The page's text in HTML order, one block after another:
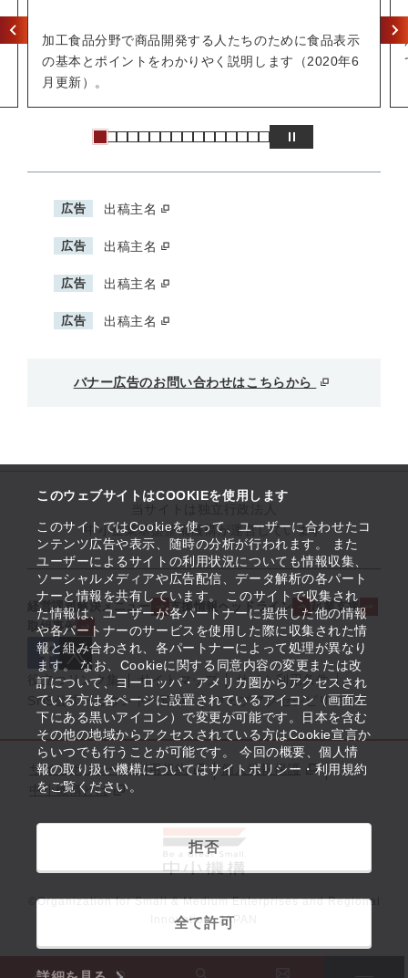
このウェブサイトはCOOKIEを使用します
このサイトではCookieを使って、ユーザーに合わせたコ
ンテンツ広告や表示、随時の分析が行われます。 また
ユーザーによるサイトの利用状況についても情報収集、
ソーシャルメディアや広告配信、データ解析の各パート
ナーと情報を共有しています。 このサイトで収集され
た情報は、ユーザーが各パートナーに提供した他の情報
や各パートナーのサービスを使用した際に収集された情
報と組み合わされ、各パートナーによって処理が異なり
ます。 なお、Cookieに関する同意内容の変更または改
訂について、ヨーロッパ・アメリカ圏からアクセスされ
ている方は各ページに設置されているアイコン（画面左
下にある黒いアイコン）で変更が可能です。日本を含む
その他の地域からアクセスされている方はCookie宣言か
らいつでも行うことが可能です。 今回の概要、個人情
報の取り扱い機構についてはサイトポリシー・利用規約
をご覧ください。
拒否
全て許可
加工食品分野で商品開発する人たちのために食品表示
の基本とポイントをわかりやく説明します（2020年6
月更新）。
広告 出稿主名
広告 出稿主名
広告 出稿主名
広告 出稿主名
バナー広告のお問い合わせはこちらから
中小企業基盤整備機構が運営しています
経営課題解決メニュー 支援情報ヘッドライン
起業支援
取組事例
役立つリンク集 サイトマップ
サイト利用条件
SNS公式アカウント一覧
ウェブアクセシビリティ
サイトポリシー・利用規約
個人情報保護
中小機構とは
©Organization for Small & Medium Enterprises and Regional
Innovation, JAPAN